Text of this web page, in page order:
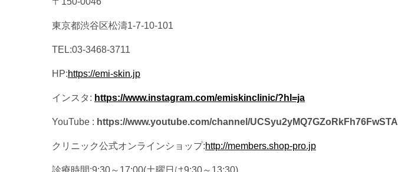
東京都渋谷区松濤1-7-10-101
TEL:03-3468-3711
HP:https://emi-skin.jp
インスタ: https://www.instagram.com/emiskinclinic/?hl=ja
YouTube : https://www.youtube.com/channel/UCSyu2yMQ7GZoRkFh76FwSTA
クリニック公式オンラインショップ:http://members.shop-pro.jp
診療時間:9:30～17:00(土曜日は9:30～13:30)